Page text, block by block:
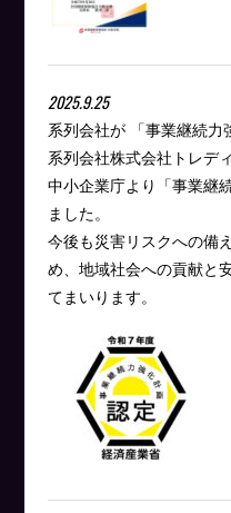
2025.9.25
系列会社が 「事業継続力
系列会社株式会社トレデ
中小企業庁より「事業継
ました。
今後も災害リスクへの備
め、地域社会への貢献と
てまいります。